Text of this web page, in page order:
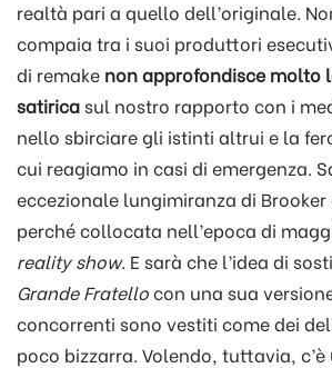
realtà pari a quello dell’originale.
compaia tra i suoi produttori
di remake non approfondisce molto
satiricasul nostro rapporto con i
nello sbirciare gli istinti altrui e la
cui reagiamo in casi di emergenza.
eccezionale lungimiranza di
perché collocata nell’epoca di
reality show. E sarà che l’idea di
Grande Fratellocon una sua
concorrenti sono vestiti come dei
poco bizzarra. Volendo, tuttavia, c’è